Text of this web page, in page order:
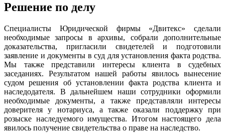
Решение по делу
Специалисты Юридической фирмы «Двитекс» сделали
необходимые запросы в архивы, собрали дополнительные
доказательства, пригласили свидетелей и подготовили
заявление и документы в суд для установления факта родства.
Мы также представили интересы клиента в судебных
заседаниях. Результатом нашей работы явилось вынесение
судом решения об установлении факта родства клиента и
наследодателя. В дальнейшем наши сотрудники оформили
необходимые документы, а также представляли интересы
доверителя у нотариуса, а также оказали поддержку при
розыске наследуемого имущества. Итогом настоящего дела
явилось получение свидетельства о праве на наследство.